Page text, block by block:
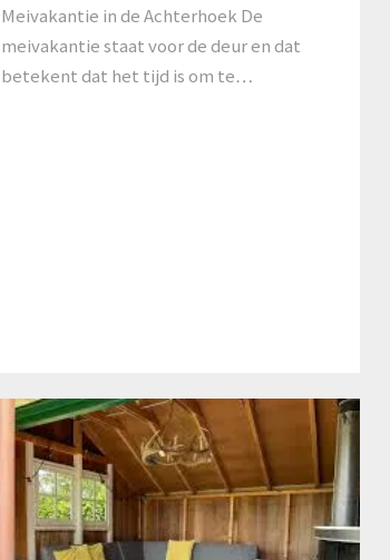
Meivakantie in de Achterhoek De
meivakantie staat voor de deur en dat
betekent dat het tijd is om te…